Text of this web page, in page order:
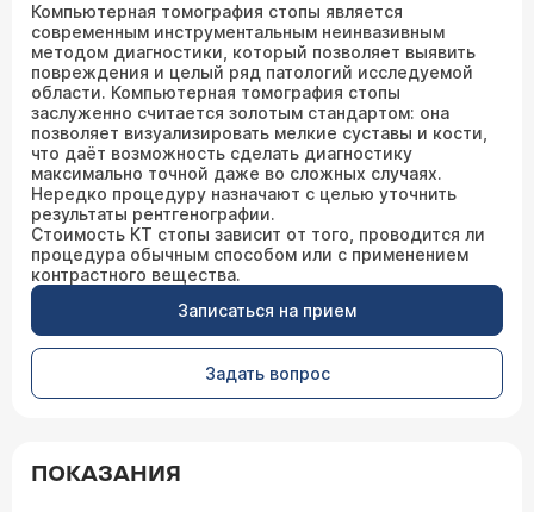
Компьютерная томография стопы является
современным инструментальным неинвазивным
методом диагностики, который позволяет выявить
повреждения и целый ряд патологий исследуемой
области. Компьютерная томография стопы
заслуженно считается золотым стандартом: она
позволяет визуализировать мелкие суставы и кости,
что даёт возможность сделать диагностику
максимально точной даже во сложных случаях.
Нередко процедуру назначают с целью уточнить
результаты рентгенографии.
Стоимость КТ стопы зависит от того, проводится ли
процедура обычным способом или с применением
контрастного вещества.
Записаться на прием
Задать вопрос
ПОКАЗАНИЯ